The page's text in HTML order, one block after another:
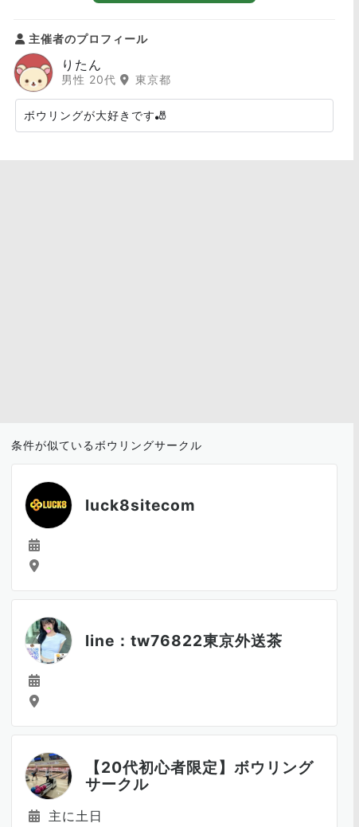
主催者のプロフィール
りたん
男性 20代 東京都
ボウリングが大好きです🎳
条件が似ているボウリングサークル
luck8sitecom
line：tw76822東京外送茶
【20代初心者限定】ボウリング
サークル
主に土日